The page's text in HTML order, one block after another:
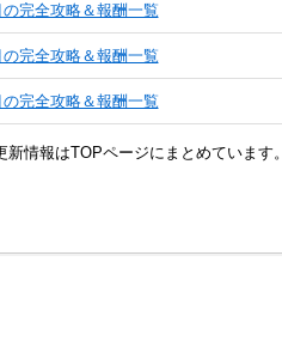
の完全攻略＆報酬一覧
の完全攻略＆報酬一覧
の完全攻略＆報酬一覧
情報はTOPページにまとめています。